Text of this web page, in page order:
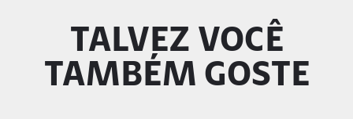
TALVEZ VOCÊ
TAMBÉM GOSTE